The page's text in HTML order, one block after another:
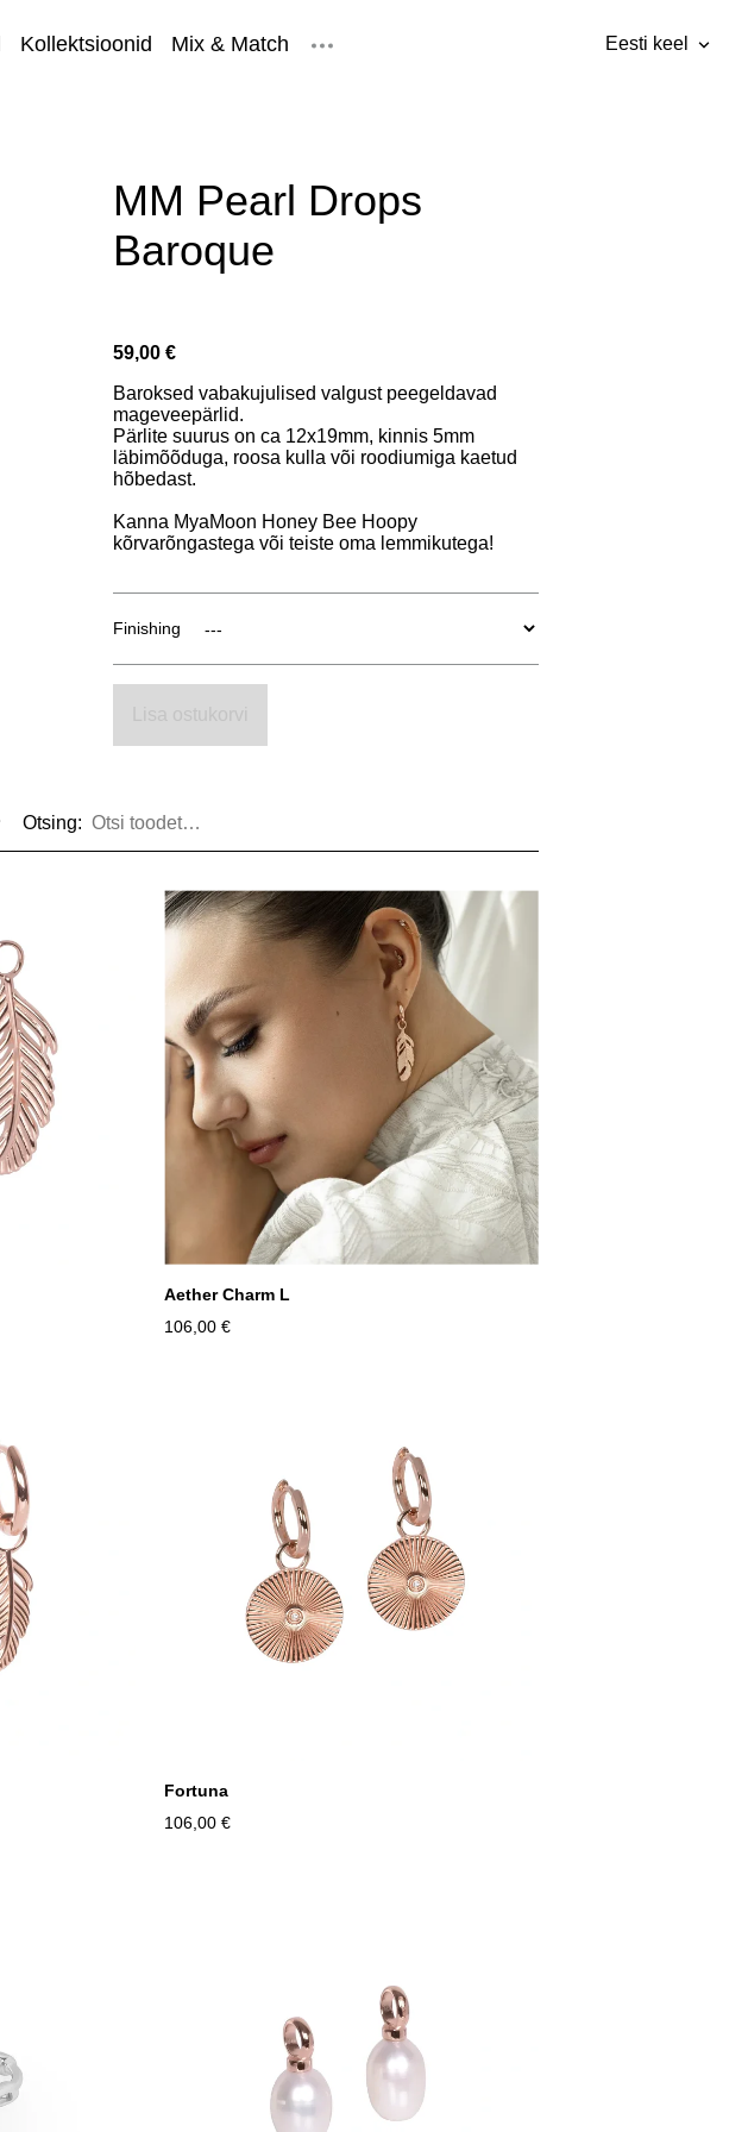
Kollektsioonid Mix & Match Eesti keel
MM Pearl Drops
Baroque
59,00 €
Baroksed vabakujulised valgust peegeldavad
mageveepärlid.
Pärlite suurus on ca 12x19mm, kinnis 5mm
läbimõõduga, roosa kulla või roodiumiga kaetud
hõbedast.
Kanna MyaMoon Honey Bee Hoopy
kõrvarõngastega või teiste oma lemmikutega!
Finishing
Otsing:
Aether Charm L
106,00 €
Fortuna
106,00 €